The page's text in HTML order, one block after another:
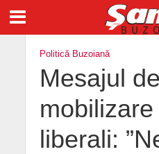
Politică Buzoiană
Mesajul de
liberali: